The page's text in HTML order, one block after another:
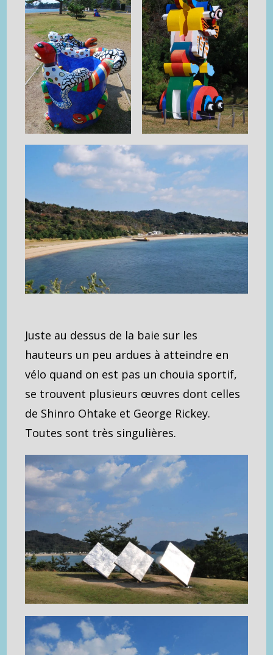
Juste au dessus de la baie sur les
hauteurs un peu ardues à atteindre en
vélo quand on est pas un chouia sportif,
se trouvent plusieurs œuvres dont celles
de Shinro Ohtake et George Rickey.
Toutes sont très singulières.